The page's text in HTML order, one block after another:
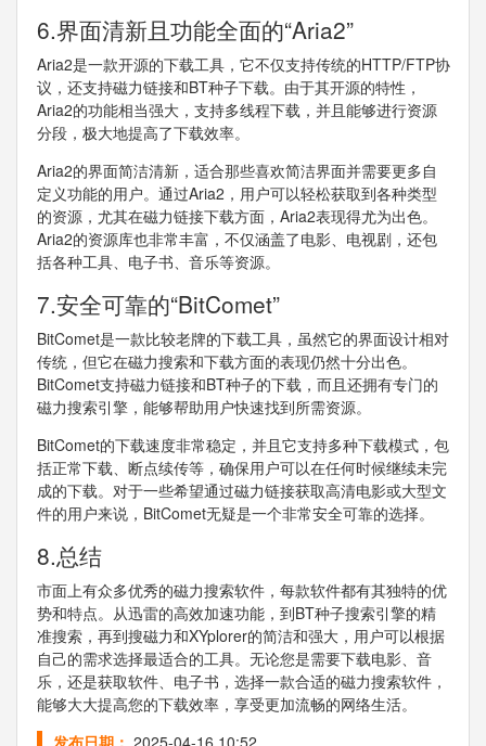
6.界面清新且功能全面的“Aria2”
Aria2是一款开源的下载工具，它不仅支持传统的HTTP/FTP协
议，还支持磁力链接和BT种子下载。由于其开源的特性，
Aria2的功能相当强大，支持多线程下载，并且能够进行资源
分段，极大地提高了下载效率。
Aria2的界面简洁清新，适合那些喜欢简洁界面并需要更多自
定义功能的用户。通过Aria2，用户可以轻松获取到各种类型
的资源，尤其在磁力链接下载方面，Aria2表现得尤为出色。
Aria2的资源库也非常丰富，不仅涵盖了电影、电视剧，还包
括各种工具、电子书、音乐等资源。
7.安全可靠的“BitComet”
BitComet是一款比较老牌的下载工具，虽然它的界面设计相对
传统，但它在磁力搜索和下载方面的表现仍然十分出色。
BitComet支持磁力链接和BT种子的下载，而且还拥有专门的
磁力搜索引擎，能够帮助用户快速找到所需资源。
BitComet的下载速度非常稳定，并且它支持多种下载模式，包
括正常下载、断点续传等，确保用户可以在任何时候继续未完
成的下载。对于一些希望通过磁力链接获取高清电影或大型文
件的用户来说，BitComet无疑是一个非常安全可靠的选择。
8.总结
市面上有众多优秀的磁力搜索软件，每款软件都有其独特的优
势和特点。从迅雷的高效加速功能，到BT种子搜索引擎的精
准搜索，再到搜磁力和XYplorer的简洁和强大，用户可以根据
自己的需求选择最适合的工具。无论您是需要下载电影、音
乐，还是获取软件、电子书，选择一款合适的磁力搜索软件，
能够大大提高您的下载效率，享受更加流畅的网络生活。